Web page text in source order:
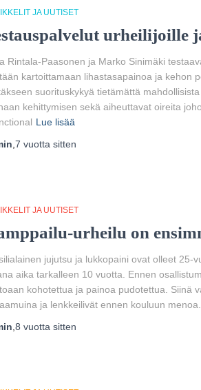
JA UUTISET
urheilijoille
Rintala-Paasonen ja Marko Sinimäki
kartoittamaan lihastasapainoa ja kehon
suorituskykyä tietämättä
kehittymisen sekä aiheuttavat oireita
Lue lisää
7 vuotta sitten
JA UUTISET
urheilu on
jujutsu ja lukkopaini ovat olleet 25-
aika tarkalleen 10 vuotta. Ennen
kohotettua ja painoa pudotettua. Siinä
ja lenkkeilivät ennen kouluun menoa.
8 vuotta sitten